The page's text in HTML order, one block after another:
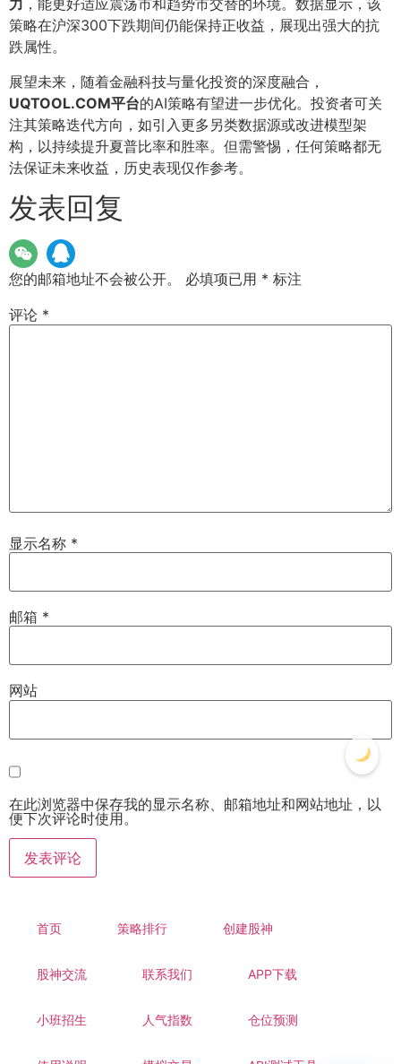
力 ，能更好适应震荡市和趋势市交替的环境。数据显示，该
策略在沪深300下跌期间仍能保持正收益，展现出强大的抗
跌属性。
展望未来，随着金融科技与量化投资的深度融合，
UQTOOL.COM平台的AI策略有望进一步优化。投资者可关
注其策略迭代方向，如引入更多另类数据源或改进模型架
构，以持续提升夏普比率和胜率。但需警惕，任何策略都无
法保证未来收益，历史表现仅作参考。
发表回复
您的邮箱地址不会被公开。 必填项已用 * 标注
评论 *
显示名称 *
邮箱 *
网站
在此浏览器中保存我的显示名称、邮箱地址和网站地址，以
便下次评论时使用。
首页 策略排行 创建股神
股神交流 联系我们 APP下载
小班招生 人气指数 仓位预测